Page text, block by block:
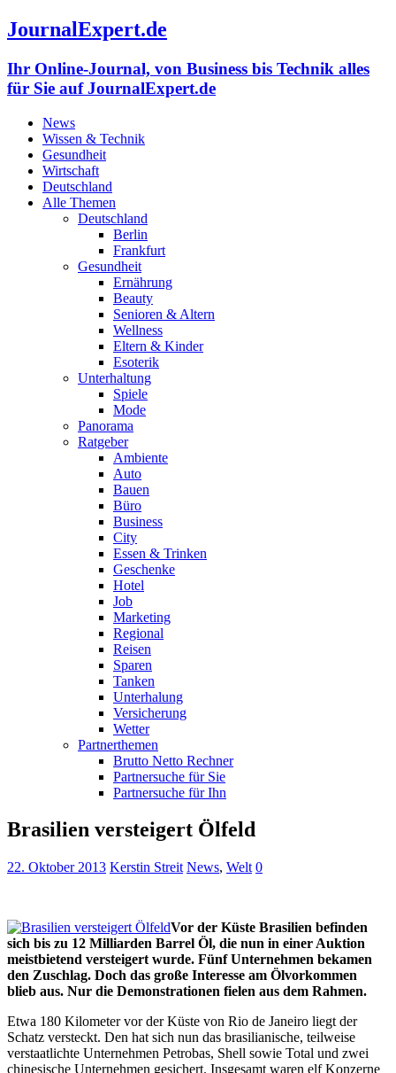
JournalExpert.de
Ihr Online-Journal, von Business bis Technik alles
für Sie auf JournalExpert.de
News
Wissen & Technik
Gesundheit
Wirtschaft
Deutschland
Alle Themen
Deutschland
Berlin
Frankfurt
Gesundheit
Ernährung
Beauty
Senioren & Altern
Wellness
Eltern & Kinder
Esoterik
Unterhaltung
Spiele
Mode
Panorama
Ratgeber
Ambiente
Auto
Bauen
Büro
Business
City
Essen & Trinken
Geschenke
Hotel
Job
Marketing
Regional
Reisen
Sparen
Tanken
Unterhalung
Versicherung
Wetter
Partnerthemen
Brutto Netto Rechner
Partnersuche für Sie
Partnersuche für Ihn
Brasilien versteigert Ölfeld
22. Oktober 2013 Kerstin Streit News, Welt 0
Vor der Küste Brasilien befinden
sich bis zu 12 Milliarden Barrel Öl, die nun in einer Auktion
meistbietend versteigert wurde. Fünf Unternehmen bekamen
den Zuschlag. Doch das große Interesse am Ölvorkommen
blieb aus. Nur die Demonstrationen fielen aus dem Rahmen.
Etwa 180 Kilometer vor der Küste von Rio de Janeiro liegt der
Schatz versteckt. Den hat sich nun das brasilianische, teilweise
verstaatlichte Unternehmen Petrobas, Shell sowie Total und zwei
chinesische Unternehmen gesichert. Insgesamt waren elf Konzerne